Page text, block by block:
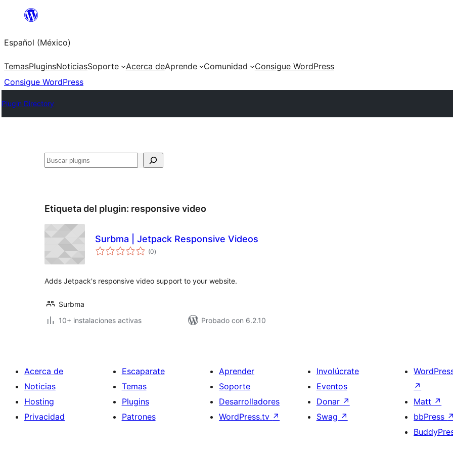
Saltar
contenido
Español (México)
TemasPluginsNoticiasSoporte Acerca deAprende Comunidad
Consigue WordPress
Consigue WordPress
Plugin Directory
Buscar
Etiqueta del plugin: responsive video
Surbma | Jetpack Responsive Videos
(0total
de
)
Adds Jetpack's responsive video support to your website.
Surbma
10+ instalaciones activas
Probado con 6.2.10
Acerca de
Noticias
Hosting
Privacidad
Escaparate
Temas
Plugins
Patrones
Aprender
Soporte
Desarrolladores
WordPress.tv ↗
Involúcrate
Eventos
Donar ↗
Swag ↗
↗
Matt ↗
bbPress ↗